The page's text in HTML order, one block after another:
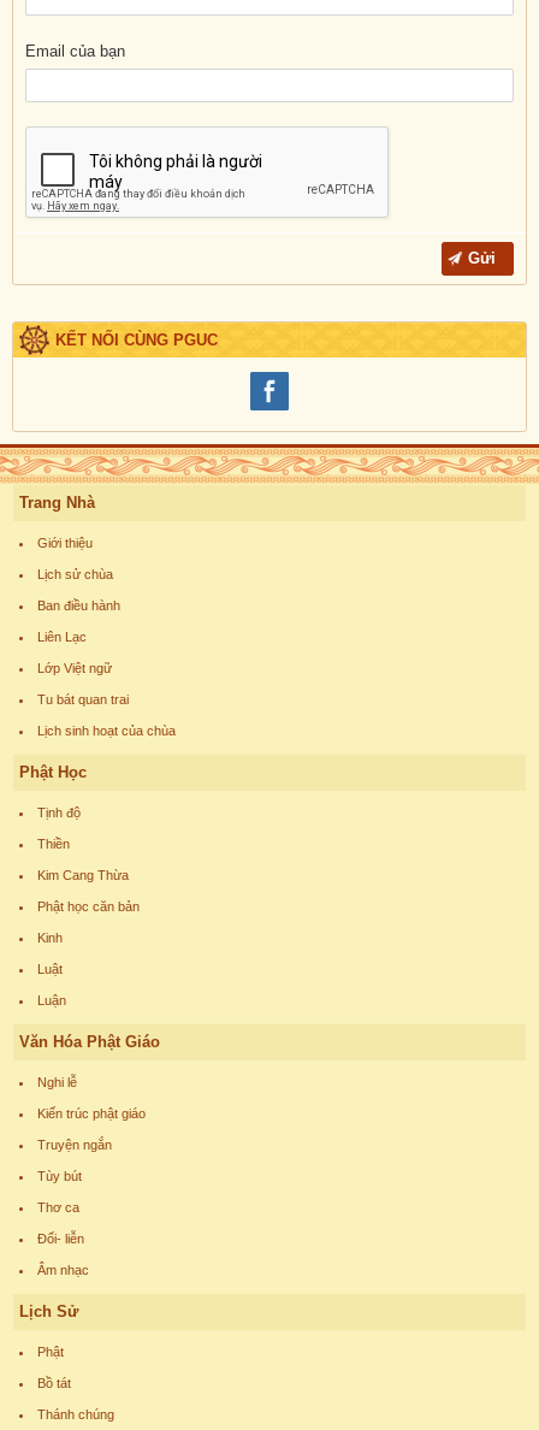
Email của bạn
KẾT NỐI CÙNG PGUC
Trang Nhà
Giới thiệu
Lịch sử chùa
Ban điều hành
Liên Lạc
Lớp Việt ngữ
Tu bát quan trai
Lịch sinh hoạt của chùa
Phật Học
Tịnh độ
Thiền
Kim Cang Thừa
Phật học căn bản
Kinh
Luật
Luận
Văn Hóa Phật Giáo
Nghi lễ
Kiến trúc phật giáo
Truyện ngắn
Tùy bút
Thơ ca
Đối- liễn
Âm nhạc
Lịch Sử
Phật
Bồ tát
Thánh chúng